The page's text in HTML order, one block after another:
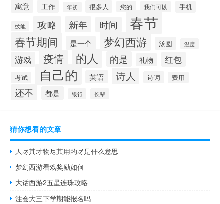
寓意 工作 年初 很多人 您的 我们可以 手机
技能 攻略 新年 时间 春节
春节期间 是一个 梦幻西游 汤圆 温度
游戏 疫情 的人 的是 礼物 红包
考试 自己的 英语 诗人 诗词 费用
还不 都是 银行 长辈
猜你想看的文章
人尽其才物尽其用的尽是什么意思
梦幻西游看戏奖励如何
大话西游2五星连珠攻略
注会大三下学期能报名吗